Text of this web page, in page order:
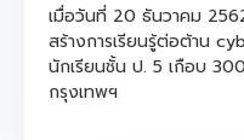
เมื่อวันที่ 20 ธันวาคม
สร้างการเรียนรู้ต่อต้าน
นักเรียนชั้น ป. 5 เกือบ
กรุงเทพฯ